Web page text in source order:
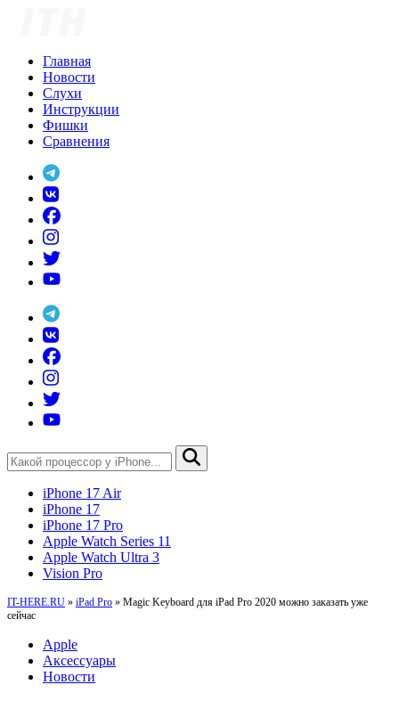
Главная
Новости
Слухи
Инструкции
Фишки
Сравнения
iPhone 17 Air
iPhone 17
iPhone 17 Pro
Apple Watch Series 11
Apple Watch Ultra 3
Vision Pro
IT-HERE.RU » iPad Pro » Magic Keyboard для iPad Pro 2020 можно заказать уже
сейчас
Apple
Аксессуары
Новости